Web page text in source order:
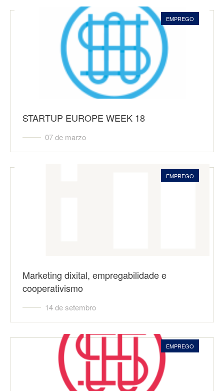
EMPREGO
STARTUP EUROPE WEEK 18
07 de marzo
EMPREGO
Marketing dixital, empregabilidade e
cooperativismo
14 de setembro
EMPREGO